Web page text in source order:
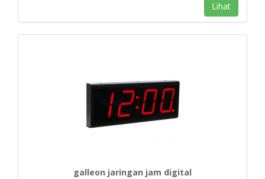
Lihat
galleon jaringan jam digital